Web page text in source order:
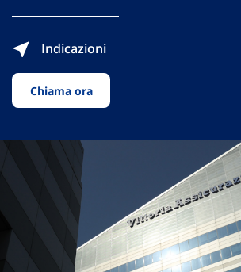
Indicazioni
Chiama ora